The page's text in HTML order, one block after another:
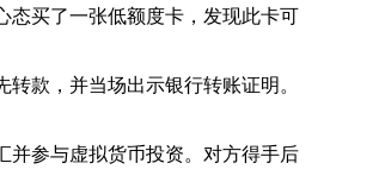
态买了一张低额度卡，发现此卡可
款，并当场出示银行转账证明。
参与虚拟货币投资。对方得手后